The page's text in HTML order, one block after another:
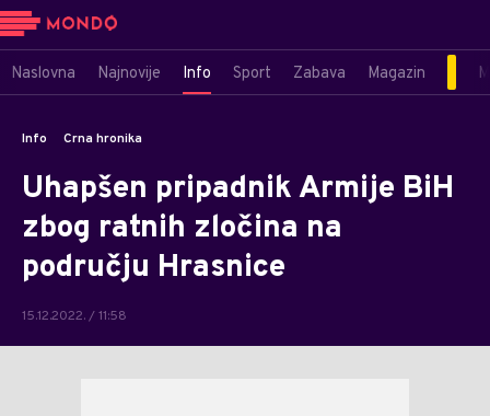
Naslovna Najnovije Info Sport Zabava Magazin
Info Crna hronika
Uhapšen pripadnik Armije BiH
zbog ratnih zločina na
području Hrasnice
15.12.2022. / 11:58